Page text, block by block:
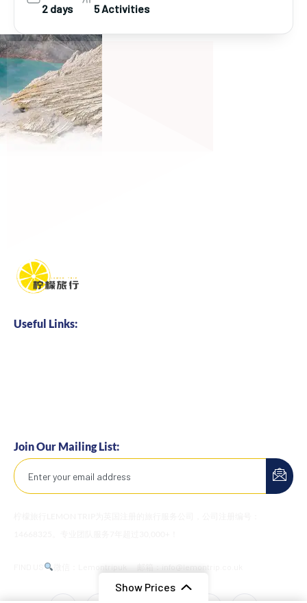
Show Prices
2 days 5 Activities
Useful Links:
Join Our Mailing List:
微信：Lemontripuk 邮箱：info@lemontrip.co.uk